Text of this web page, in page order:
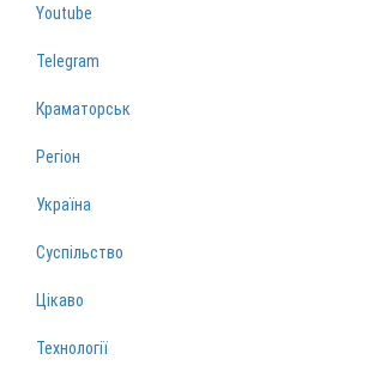
Youtube
Telegram
Краматорськ
Регіон
Україна
Суспільство
Цікаво
Технології